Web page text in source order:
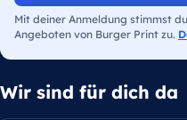
Mit deiner Anmeldung stimmst
Angeboten von Burger Print zu.
Wir sind für dich da